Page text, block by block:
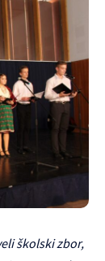
školski zbor,